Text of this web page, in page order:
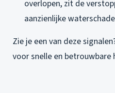
overlopen, zit de
aanzienlijke
Zie je een van deze
voor snelle en betrouwbare